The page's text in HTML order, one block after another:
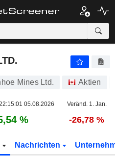
Mines Ltd. Aktien
05.08.2026 Veränd. 1. Jan.
% -26,78 %
Nachrichten